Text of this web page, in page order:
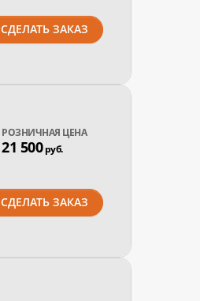
СДЕЛАТЬ ЗАКАЗ
РОЗНИЧНАЯ ЦЕНА
21 500руб.
СДЕЛАТЬ ЗАКАЗ